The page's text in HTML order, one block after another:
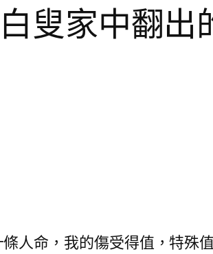
叟家中翻出
人命，我的傷受得值，特殊